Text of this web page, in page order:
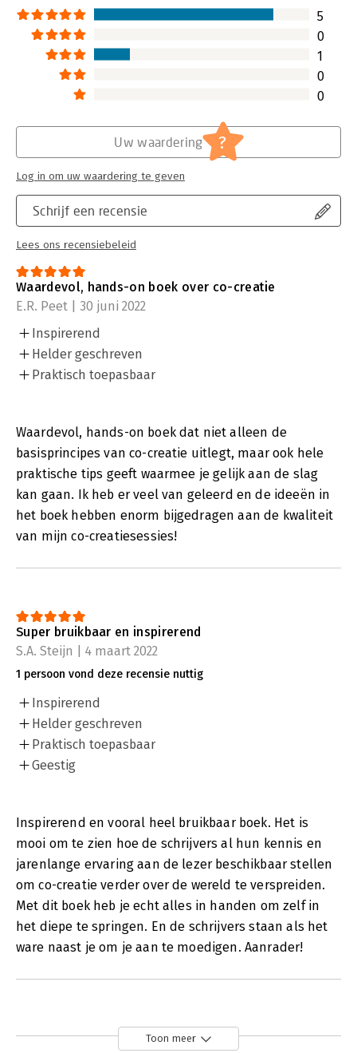
5
0
1
0
0
Schrijf een recensie
Lees ons recensiebeleid
Uw waardering ?
Log in om uw waardering te geven
Waardevol, hands-on boek over co-creatie
E.R. Peet | 30 juni 2022
Inspirerend
Helder geschreven
Praktisch toepasbaar
Waardevol, hands-on boek dat niet alleen de
basisprincipes van co-creatie uitlegt, maar ook hele
praktische tips geeft waarmee je gelijk aan de slag
kan gaan. Ik heb er veel van geleerd en de ideeën in
het boek hebben enorm bijgedragen aan de kwaliteit
van mijn co-creatiesessies!
Super bruikbaar en inspirerend
S.A. Steijn | 4 maart 2022
1 persoon vond deze recensie nuttig
Inspirerend
Helder geschreven
Praktisch toepasbaar
Geestig
Inspirerend en vooral heel bruikbaar boek. Het is
mooi om te zien hoe de schrijvers al hun kennis en
jarenlange ervaring aan de lezer beschikbaar stellen
om co-creatie verder over de wereld te verspreiden.
Met dit boek heb je echt alles in handen om zelf in
het diepe te springen. En de schrijvers staan als het
ware naast je om je aan te moedigen. Aanrader!
Toon meer